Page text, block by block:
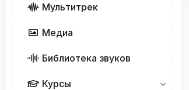
Мультитрек
Медиа
Библиотека звуков
Курсы